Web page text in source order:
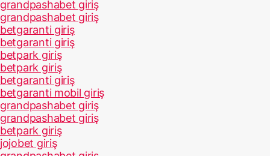
grandpashabet giriş
grandpashabet giriş
betgaranti giriş
betgaranti giriş
betpark giriş
betpark giriş
betgaranti giriş
betgaranti mobil giriş
grandpashabet giriş
grandpashabet giriş
betpark giriş
jojobet giriş